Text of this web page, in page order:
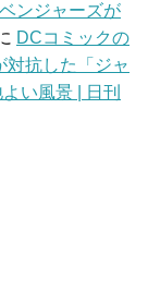
ンジャーズが
DCコミックの
対抗した「ジャ
い風景 | 日刊